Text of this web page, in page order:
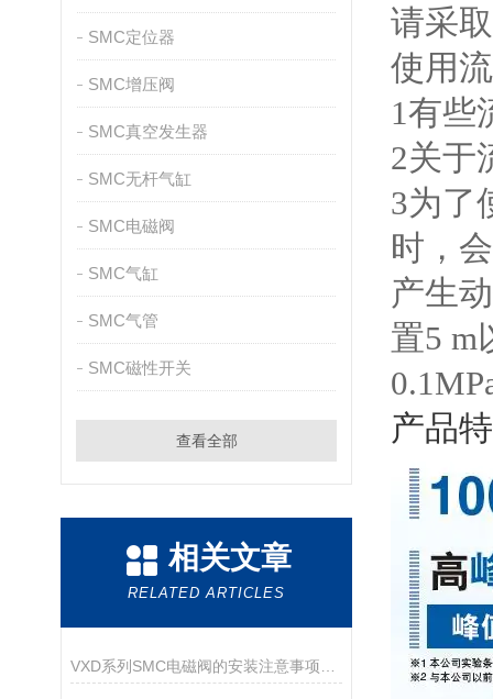
SMC定位器
SMC增压阀
SMC真空发生器
SMC无杆气缸
SMC电磁阀
SMC气缸
SMC气管
SMC磁性开关
查看全部
相关文章
RELATED ARTICLES
请采
使用
1有些
2关于
3为了
时，
产生
置5 m
产品